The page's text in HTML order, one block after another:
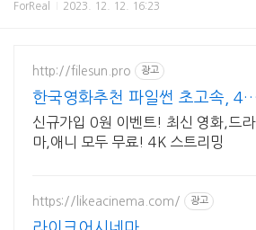
ForReal 2023. 12. 12. 16:23
http://filesun.pro 광고
한국영화추천 파일썬 초고속, 4K
실시간 보기!
신규가입 0원 이벤트! 최신 영화,드라
마,애니 모두 무료! 4K 스트리밍
https://likeacinema.com/ 광고